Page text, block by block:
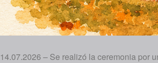
14.07.2026 – Se realizó la ceremonia por